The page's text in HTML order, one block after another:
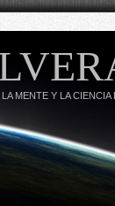
MENTE Y LA CIENCIA